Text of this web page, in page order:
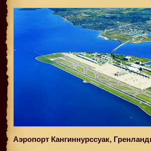
Аэропорт Кангиннурссуак,